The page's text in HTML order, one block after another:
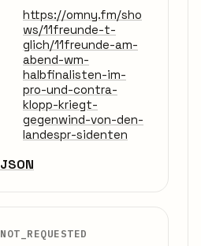
https://omny.fm/sho
ws/11freunde-t-
glich/11freunde-am-
abend-wm-
halbfinalisten-im-
pro-und-contra-
klopp-kriegt-
gegenwind-von-den-
landespr-sidenten
JSON
NOT_REQUESTED